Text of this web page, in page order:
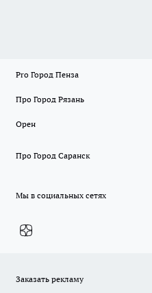
Pro Город Пенза
Про Город Рязань
Орен
Про Город Саранск
Мы в социальных сетях
Заказать рекламу